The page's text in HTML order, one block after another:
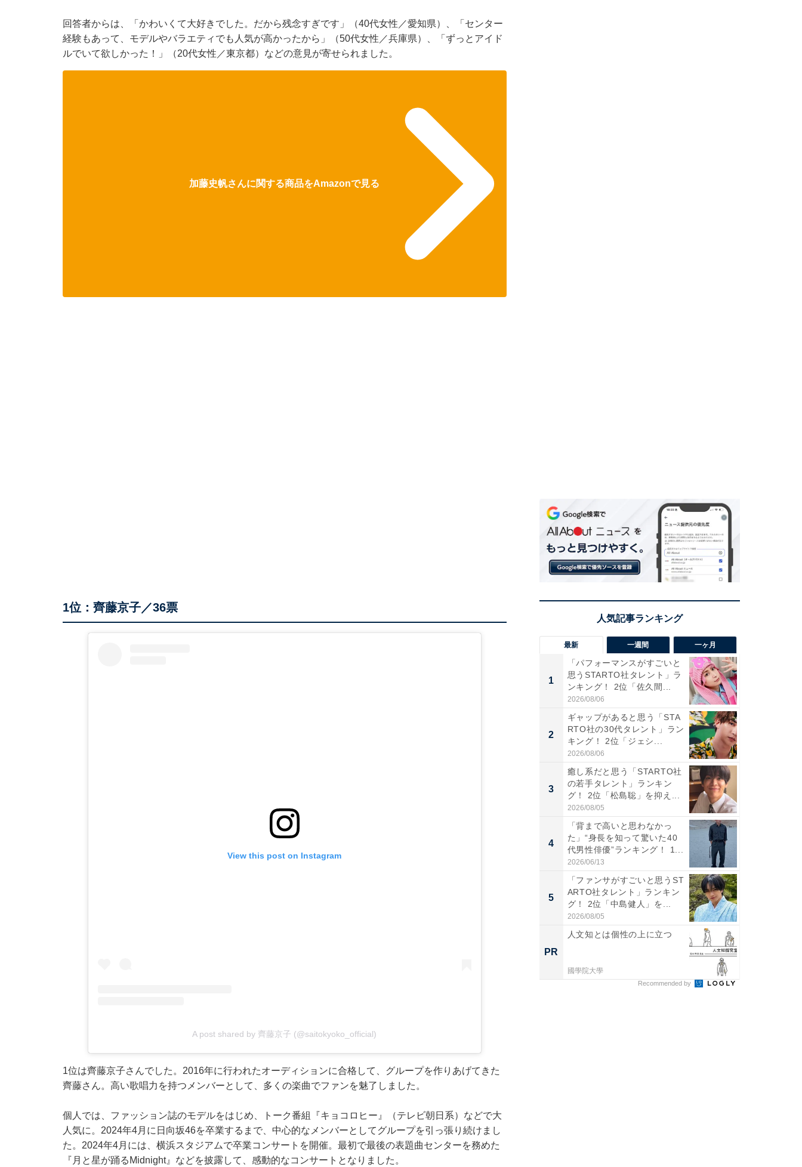
回答者からは、「かわいくて大好きでした。だから残念すぎです」（40代女性／愛知県）、「センター
経験もあって、モデルやバラエティでも人気が高かったから」（50代女性／兵庫県）、「ずっとアイド
ルでいて欲しかった！」（20代女性／東京都）などの意見が寄せられました。
加藤史帆さんに関する商品をAmazonで見る
1位：齊藤京子／36票
View this post on Instagram
A post shared by 齊藤京子 (@saitokyoko_official)
1位は齊藤京子さんでした。2016年に行われたオーディションに合格して、グループを作りあげてきた
齊藤さん。高い歌唱力を持つメンバーとして、多くの楽曲でファンを魅了しました。
個人では、ファッション誌のモデルをはじめ、トーク番組『キョコロヒー』（テレビ朝日系）などで大
人気に。2024年4月に日向坂46を卒業するまで、中心的なメンバーとしてグループを引っ張り続けまし
た。2024年4月には、横浜スタジアムで卒業コンサートを開催。最初で最後の表題曲センターを務めた
『月と星が踊るMidnight』などを披露して、感動的なコンサートとなりました。
最新 一週間 一ヶ月
1
「パフォーマンスがすごいと
思うSTARTO社タレント」ラ
ンキング！ 2位「佐久間...
2026/08/06
2
ギャップがあると思う「STA
RTO社の30代タレント」ラン
キング！ 2位「ジェシ...
2026/08/06
3
癒し系だと思う「STARTO社
の若手タレント」ランキン
グ！ 2位「松島聡」を抑え...
2026/08/05
4
「背まで高いと思わなかっ
た」“身長を知って驚いた40
代男性俳優”ランキング！ 1...
2026/06/13
5
「ファンサがすごいと思うST
ARTO社タレント」ランキン
グ！ 2位「中島健人」を...
2026/08/05
PR
人文知とは個性の上に立つ
國學院大學
Recommended by